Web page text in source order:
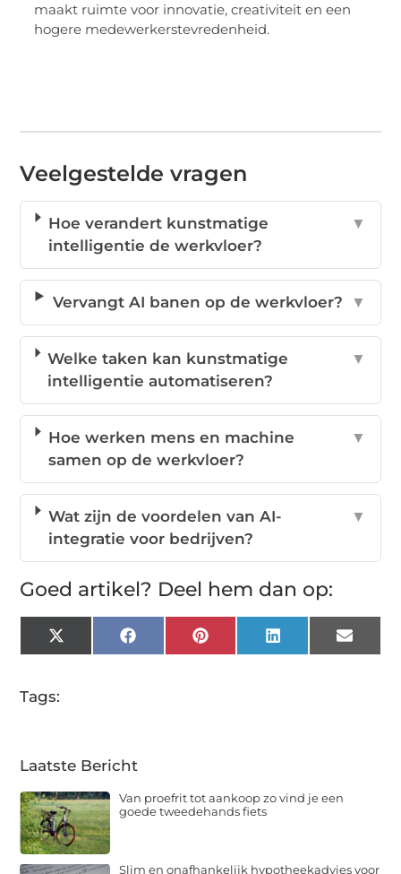
maakt ruimte voor innovatie, creativiteit en een
hogere medewerkerstevredenheid.
Veelgestelde vragen
Hoe verandert kunstmatige
intelligentie de werkvloer?
▼
Vervangt AI banen op de werkvloer? ▼
Welke taken kan kunstmatige
intelligentie automatiseren?
▼
Hoe werken mens en machine
samen op de werkvloer?
▼
Wat zijn de voordelen van AI-
integratie voor bedrijven?
▼
Goed artikel? Deel hem dan op:
X
(Twitter)
FacebookPinterestLinkedInEmail
Tags:
Laatste Bericht
Van proefrit tot aankoop zo vind je een
goede tweedehands fiets
Slim en onafhankelijk hypotheekadvies voor